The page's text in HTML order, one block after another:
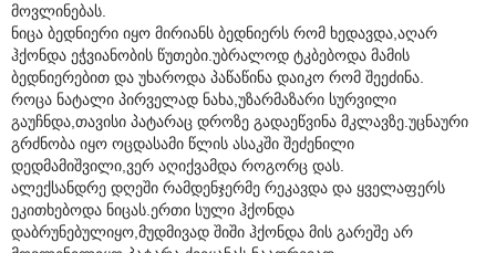
მოვლინებას.
ნიცა ბედნიერი იყო მირიანს ბედნიერს რომ ხედავდა,აღარ
ჰქონდა ეჭვიანობის წუთები.უბრალოდ ტკბებოდა მამის
ბედნიერებით და უხაროდა პაწაწინა დაიკო რომ შეეძინა.
როცა ნატალი პირველად ნახა,უზარმაზარი სურვილი
გაუჩნდა,თავისი პატარაც დროზე გადაეწვინა მკლავზე.უცნაური
გრძნობა იყო ოცდასამი წლის ასაკში შეძენილი
დედმამიშვილი,ვერ აღიქვამდა როგორც დას.
ალექსანდრე დღეში რამდენჯერმე რეკავდა და ყველაფერს
ეკითხებოდა ნიცას.ერთი სული ჰქონდა
დაბრუნებულიყო,მუდმივად შიში ჰქონდა მის გარეშე არ